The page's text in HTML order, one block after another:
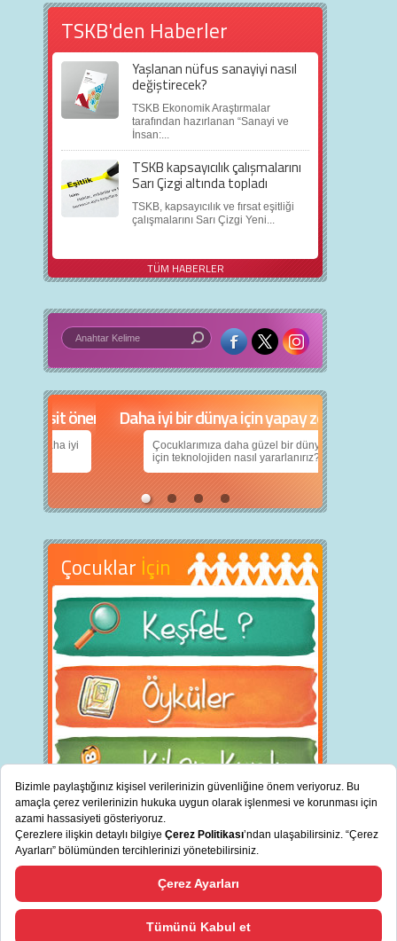
TSKB'den Haberler
Yaşlanan nüfus sanayiyi nasıl
değiştirecek?
TSKB Ekonomik Araştırmalar
tarafından hazırlanan “Sanayi ve
İnsan:...
TSKB kapsayıcılık çalışmalarını
Sarı Çizgi altında topladı
TSKB, kapsayıcılık ve fırsat eşitliği
çalışmalarını Sarı Çizgi Yeni...
TÜM HABERLER
5 basit öneri
daha iyi
Daha iyi bir dünya için yapay zekâ
Çocuklarımıza daha güzel bir dünya bırakabilmek
için teknolojiden nasıl yararlanırız?
Çocuklar İçin